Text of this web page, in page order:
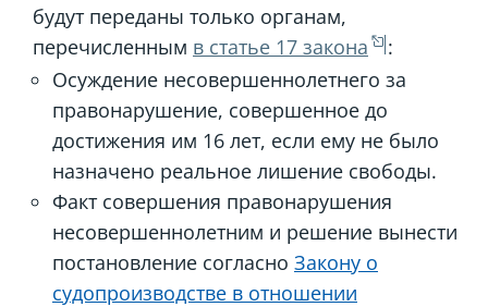
будут переданы только органам,
перечисленным в статье 17 закона
:
Осуждение несовершеннолетнего за
правонарушение, совершенное до
достижения им 16 лет, если ему не было
назначено реальное лишение свободы.
Факт совершения правонарушения
несовершеннолетним и решение вынести
постановление согласно Закону о
судопроизводстве в отношении